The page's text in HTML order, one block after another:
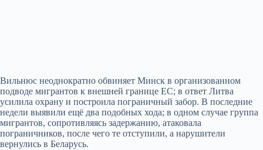
Вильнюс неоднократно обвиняет Минск в организованном
подводе мигрантов к внешней границе ЕС; в ответ Литва
усилила охрану и построила пограничный забор. В последние
недели выявили ещё два подобных хода; в одном случае группа
мигрантов, сопротивляясь задержанию, атаковала
пограничников, после чего те отступили, а нарушители
вернулись в Беларусь.